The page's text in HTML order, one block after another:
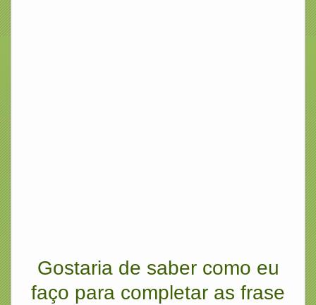
Gostaria de saber como eu
faço para completar as frase